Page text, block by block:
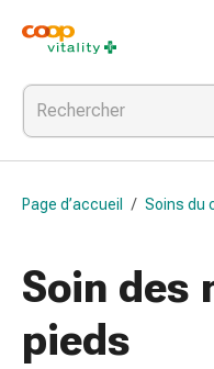
Médicaments
et
santé
Grippe
et
Refroidissement
pour
gorge
Page d’accueil / Soins du
Soin des
pieds